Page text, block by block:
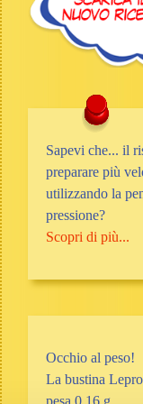
Sapevi che... il
preparare più
utilizzando la
pressione?
Scopri di più...
Occhio al peso!
La bustina
pesa 0,16 g